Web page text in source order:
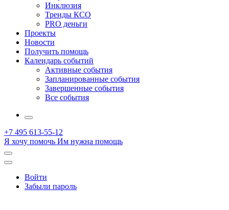
Инклюзия
Тренды КСО
PRO деньги
Проекты
Новости
Получить помощь
Календарь событий
Активные события
Запланированные события
Завершенные события
Все события
More
+7 495 613-55-12
Я хочу помочь Им нужна помощь
Открыть
поиск
Профиль
Войти
Забыли пароль